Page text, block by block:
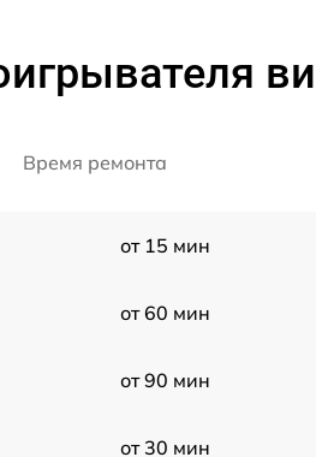
Время ремонта
от 15 мин
от 60 мин
от 90 мин
от 30 мин